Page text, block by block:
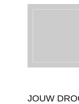
JOUW